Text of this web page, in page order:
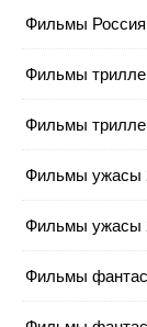
Фильмы
Фильмы
Фильмы
Фильмы ужасы
Фильмы ужасы
Фильмы